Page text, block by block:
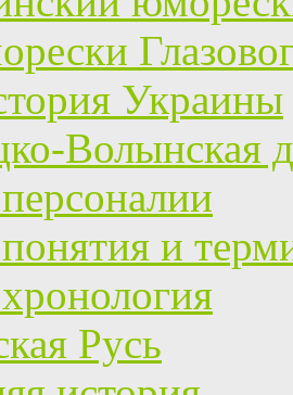
Украины
Волынская
и
Русь